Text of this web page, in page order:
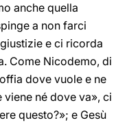
anche quella
a non farci
e ci ricorda
Come Nicodemo, di
dove vuole e ne
viene né dove va», ci
questo?»; e Gesù